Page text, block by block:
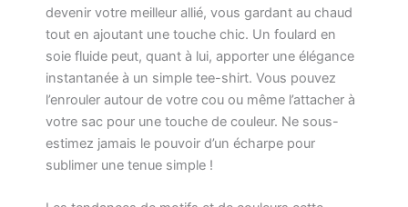
devenir votre meilleur allié, vous gardant au chaud
tout en ajoutant une touche chic. Un foulard en
soie fluide peut, quant à lui, apporter une élégance
instantanée à un simple tee-shirt. Vous pouvez
l’enrouler autour de votre cou ou même l’attacher à
votre sac pour une touche de couleur. Ne sous-
estimez jamais le pouvoir d’un écharpe pour
sublimer une tenue simple !